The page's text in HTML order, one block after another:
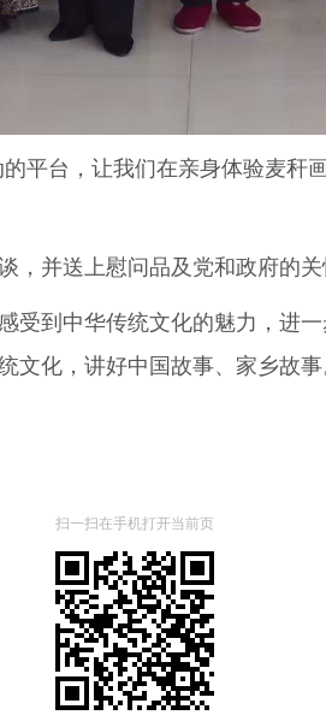
台，让我们在亲身体验麦秆
并送上慰问品及党和政府的关
到中华传统文化的魅力，进
化，讲好中国故事、家乡故事
扫一扫在手机打开当前页